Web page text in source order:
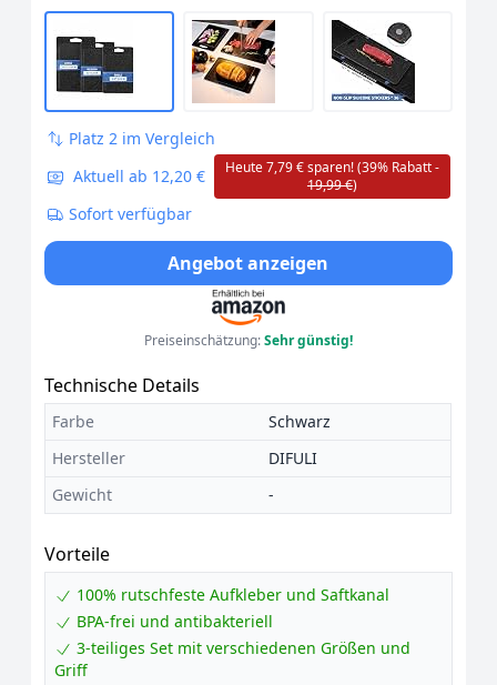
Platz 2 im Vergleich
Aktuell ab 12,20 €
Heute 7,79 € sparen! (39% Rabatt -
19,99 €)
Sofort verfügbar
Angebot anzeigen
Preiseinschätzung:Sehr günstig!
Technische Details
Farbe
Schwarz
Hersteller
DIFULI
Gewicht
-
Vorteile
100% rutschfeste Aufkleber und Saftkanal
BPA-frei und antibakteriell
3-teiliges Set mit verschiedenen Größen und
Griff